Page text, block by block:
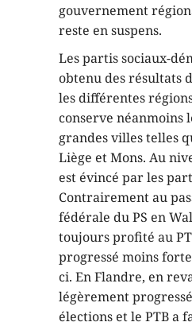
gouvernement
reste en suspens.
Les partis sociaux-
obtenu des résultats
les différentes
conserve néanmoins
grandes villes telles
Liège et Mons. Au
est évincé par les
Contrairement au
fédérale du PS en
toujours profité au
progressé moins
ci. En Flandre, en
légèrement
élections et le PTB a